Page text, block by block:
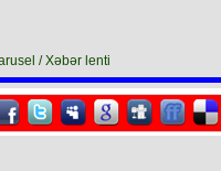
/ Xəbər lenti